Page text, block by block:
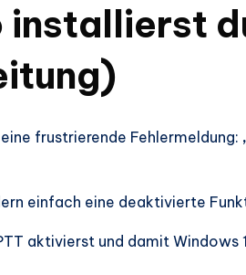
frustrierende Fehlermeldung:
einfach eine deaktivierte
aktivierst und damit Windows